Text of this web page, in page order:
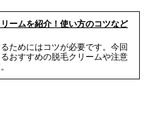
ームを紹介！使い方のコツなど
ためにはコツが必要です。今回
おすすめの脱毛クリームや注意